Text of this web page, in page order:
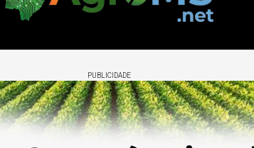
PUBLICIDADE